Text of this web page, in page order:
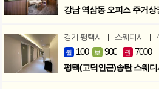
강남 역삼동 오피스 주거상
경기 평택시 | 스웨디시 |
월 100 보 900 권 7000
평택(고덕인근)송탄 스웨